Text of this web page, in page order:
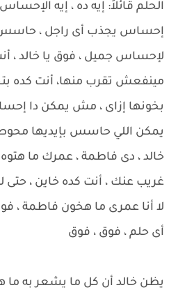
الحلم قائلاً: إيه ده ، إيه
إحساس يجذب أى راجل ، حاسس
لإحساس جميل ، فوق يا خالد ،
مينفعش تقرب منها، أنت كده
بخونها إزاى ، مش يمكن دا
يمكن اللي حاسس بإيديها
خالد ، دى فاطمة ، عمرك ما
غريب عنك ، أنت كده خاين ، حتى
لا أنا عمرى ما هخون فاطمة ،
أى حلم ، فوق ، فوق
يظن خالد أن كل ما يشعر به ما